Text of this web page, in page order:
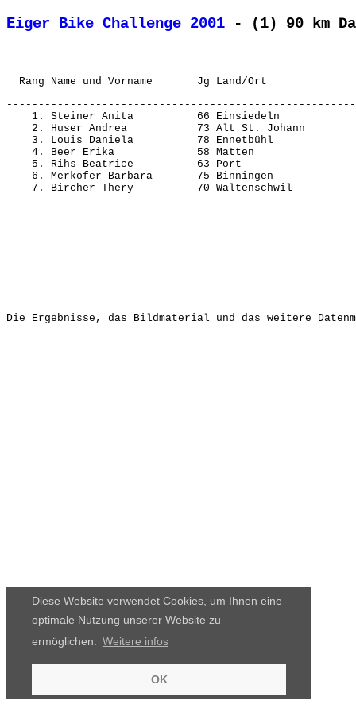
Diese Website verwendet Cookies, um Ihnen eine
optimale Nutzung unserer Website zu
ermöglichen.
Weitere infos
OK
Eiger Bike Challenge 2001 - (1) 90 km
1. Steiner Anita          66 Einsiedeln
2. Huser Andrea           73 Alt St. Johann
3. Louis Daniela          78 Ennetbühl
4. Beer Erika             58 Matten
5. Rihs Beatrice          63 Port
6. Merkofer Barbara       75 Binningen
Die Ergebnisse, das Bildmaterial und das weitere